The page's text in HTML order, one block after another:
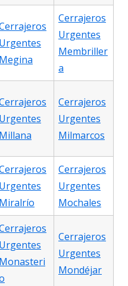
Urgentes
Megina
Cerrajeros
Urgentes
Membriller
a
Urgentes
Millana
Cerrajeros
Urgentes
Milmarcos
Urgentes
Miralrío
Cerrajeros
Urgentes
Mochales
Urgentes
Monasteri
Cerrajeros
Urgentes
Mondéjar